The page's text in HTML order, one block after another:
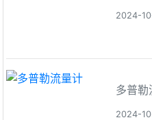
2024-
多普勒
2024-